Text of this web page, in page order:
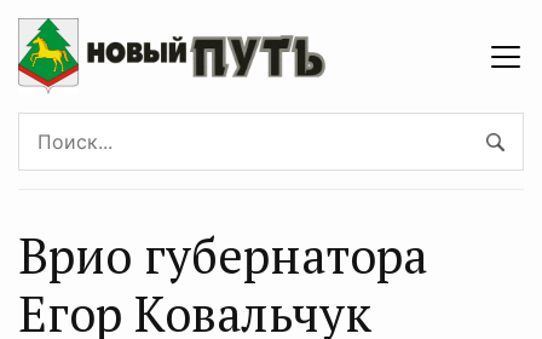
Врио губернатора
Егор Ковальчук